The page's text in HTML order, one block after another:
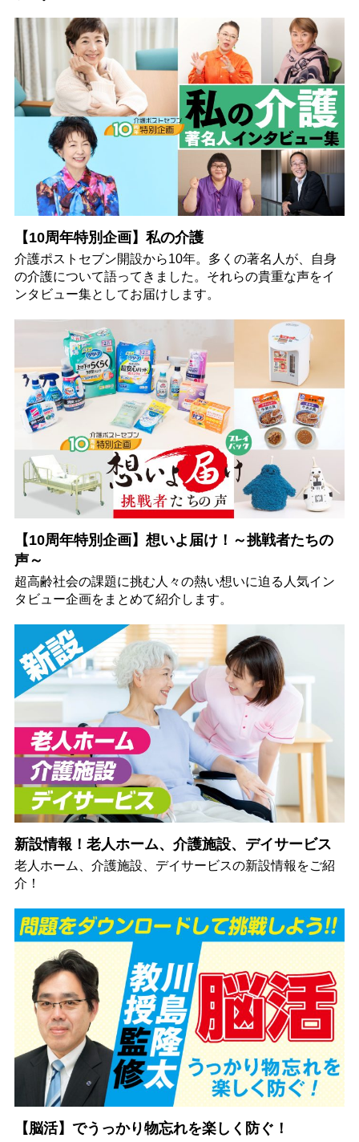
【10周年特別企画】私の介護
介護ポストセブン開設から10年。多くの著名人が、自身
の介護について語ってきました。それらの貴重な声をイ
ンタビュー集としてお届けします。
【10周年特別企画】想いよ届け！～挑戦者たちの
声～
超高齢社会の課題に挑む人々の熱い想いに迫る人気イン
タビュー企画をまとめて紹介します。
新設情報！老人ホーム、介護施設、デイサービス
老人ホーム、介護施設、デイサービスの新設情報をご紹
介！
【脳活】でうっかり物忘れを楽しく防ぐ！